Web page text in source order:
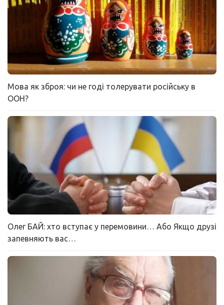
Мова як зброя: чи не годі толерувати російську в
ООН?
Олег БАЙ: хто вступає у перемовини… Або Якщо друзі
запевняють вас…